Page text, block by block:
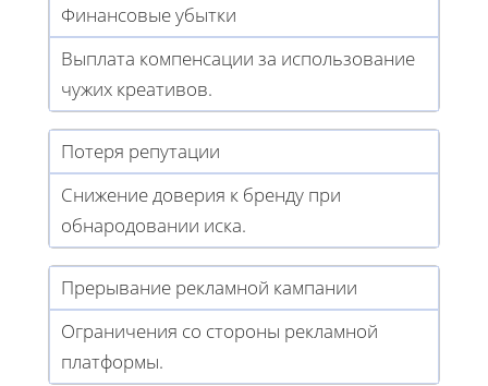
Финансовые убытки
Выплата компенсации за использование
чужих креативов.
Потеря репутации
Снижение доверия к бренду при
обнародовании иска.
Прерывание рекламной кампании
Ограничения со стороны рекламной
платформы.